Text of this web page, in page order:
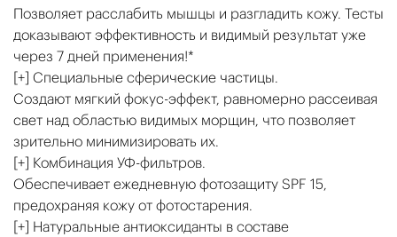
Позволяет расслабить мышцы и разгладить кожу. Тесты
доказывают эффективность и видимый результат уже
через 7 дней применения!*
[+] Специальные сферические частицы.
Создают мягкий фокус-эффект, равномерно рассеивая
свет над областью видимых морщин, что позволяет
зрительно минимизировать их.
[+] Комбинация УФ-фильтров.
Обеспечивает ежедневную фотозащиту SPF 15,
предохраняя кожу от фотостарения.
[+] Натуральные антиоксиданты в составе